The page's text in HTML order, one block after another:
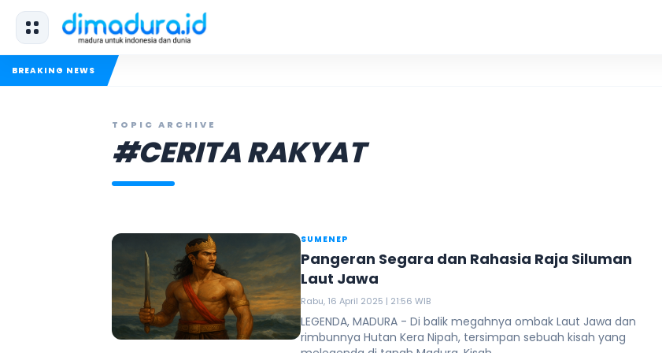
BREAKING NEWS
TOPIC ARCHIVE
#CERITA RAKYAT
SUMENEP
Pangeran Segara dan Rahasia Raja Siluman
Laut Jawa
Rabu, 16 April 2025 | 21:56 WIB
LEGENDA, MADURA - Di balik megahnya ombak Laut Jawa dan
rimbunnya Hutan Kera Nipah, tersimpan sebuah kisah yang